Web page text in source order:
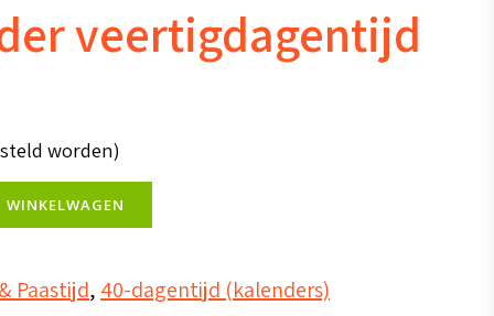
veertigdagentijd
worden)
Paastijd, 40-dagentijd (kalenders)